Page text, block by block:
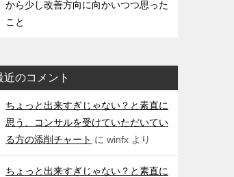
から少し改善方向に向かいつつ思った
こと
近のコメント
ちょっと出来すぎじゃない？と素直に
思う、コンサルを受けていただいてい
る方の添削チャート に winfx より
ちょっと出来すぎじゃない？と素直に